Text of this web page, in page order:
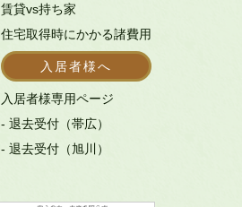
賃貸vs持ち家
住宅取得時にかかる諸費用
入居者様へ
入居者様専用ページ
- 退去受付（帯広）
- 退去受付（旭川）